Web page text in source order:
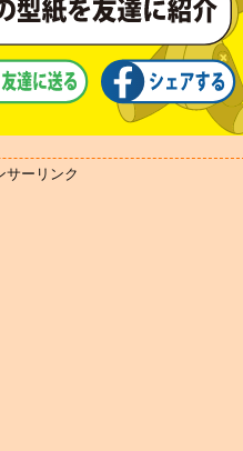
サーリンク